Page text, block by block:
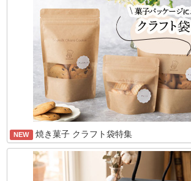
NEW 焼き菓子 クラフト袋特集